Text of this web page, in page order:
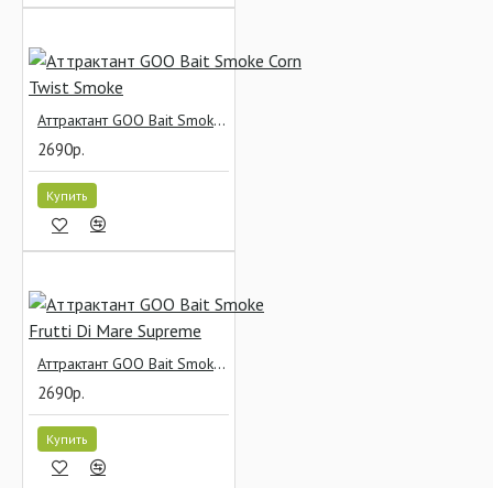
Аттрактант GOO Bait Smoke Corn Twist Smoke
2690р.
Купить
Аттрактант GOO Bait Smoke Frutti Di Mare Supreme
2690р.
Купить